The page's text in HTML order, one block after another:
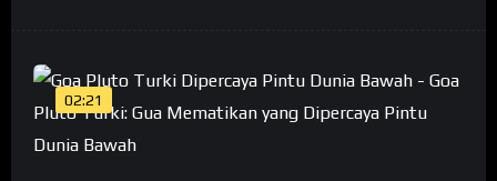
02:21